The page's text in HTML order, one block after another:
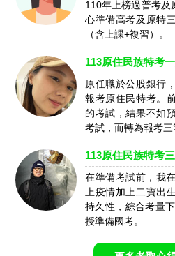
110年上榜過普考及
心準備高考及原特
（含上課+複習）。
113原住民族特考
原任職於公股銀行
報考原住民特考。
的考試，結果不如
考試，而轉為報考
113原住民族特考
在準備考試前，我
上疫情加上二寶出
持久性，綜合考量
授準備國考。